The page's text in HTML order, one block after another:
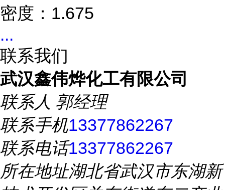
密度：1.675
...
联系我们
武汉鑫伟烨化工有限公司
联系人 郭经理
联系手机13377862267
联系电话13377862267
所在地址湖北省武汉市东湖新